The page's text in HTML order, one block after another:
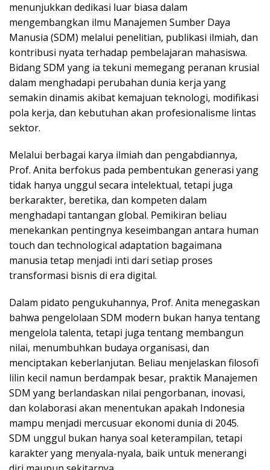
menunjukkan dedikasi luar biasa dalam
mengembangkan ilmu Manajemen Sumber Daya
Manusia (SDM) melalui penelitian, publikasi ilmiah, dan
kontribusi nyata terhadap pembelajaran mahasiswa.
Bidang SDM yang ia tekuni memegang peranan krusial
dalam menghadapi perubahan dunia kerja yang
semakin dinamis akibat kemajuan teknologi, modifikasi
pola kerja, dan kebutuhan akan profesionalisme lintas
sektor.
Melalui berbagai karya ilmiah dan pengabdiannya,
Prof. Anita berfokus pada pembentukan generasi yang
tidak hanya unggul secara intelektual, tetapi juga
berkarakter, beretika, dan kompeten dalam
menghadapi tantangan global. Pemikiran beliau
menekankan pentingnya keseimbangan antara human
touch dan technological adaptation bagaimana
manusia tetap menjadi inti dari setiap proses
transformasi bisnis di era digital.
Dalam pidato pengukuhannya, Prof. Anita menegaskan
bahwa pengelolaan SDM modern bukan hanya tentang
mengelola talenta, tetapi juga tentang membangun
nilai, menumbuhkan budaya organisasi, dan
menciptakan keberlanjutan. Beliau menjelaskan filosofi
lilin kecil namun berdampak besar, praktik Manajemen
SDM yang berlandaskan nilai pengorbanan, inovasi,
dan kolaborasi akan menentukan apakah Indonesia
mampu menjadi mercusuar ekonomi dunia di 2045.
SDM unggul bukan hanya soal keterampilan, tetapi
karakter yang menyala-nyala, baik untuk menerangi